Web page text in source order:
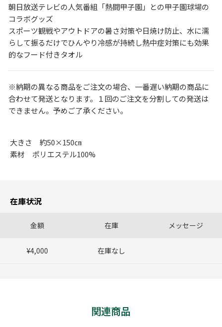
朝日放送テレビの人気番組「熱闘甲子園」との甲子園球場の
コラボグッズ
スポーツ観戦やアウトドアの暑さ対策や日焼け防止、水に濡
らして振るだけでひんやり冷感が持続し熱中症対策にも効果
的なフード付きタオル
※納期の異なる商品をご注文の場合、一番遅い納期の商品に
合わせて発送となります。１回のご注文を分割しての発送は
できません。予めご了承ください。
大きさ 約50×150㎝
素材 ポリエステル100%
在庫状況
金額 在庫 メッセージ
¥4,000 在庫なし
関連商品